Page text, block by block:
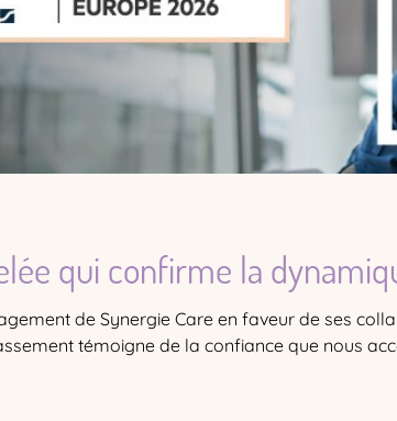
qui confirme la
de Synergie Care en faveur de ses
témoigne de la confiance que nous